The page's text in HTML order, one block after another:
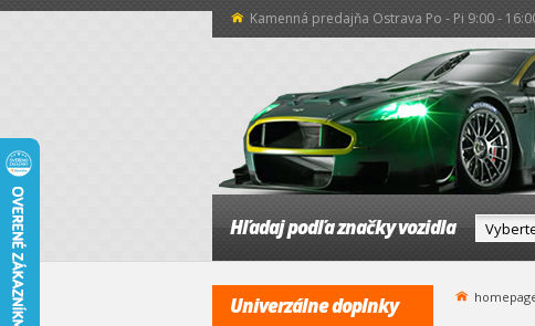
Kamenná predajňa Ostrava Po - Pi 9:00 -
Hľadaj podľa značky vozidla
Univerzálne doplnky